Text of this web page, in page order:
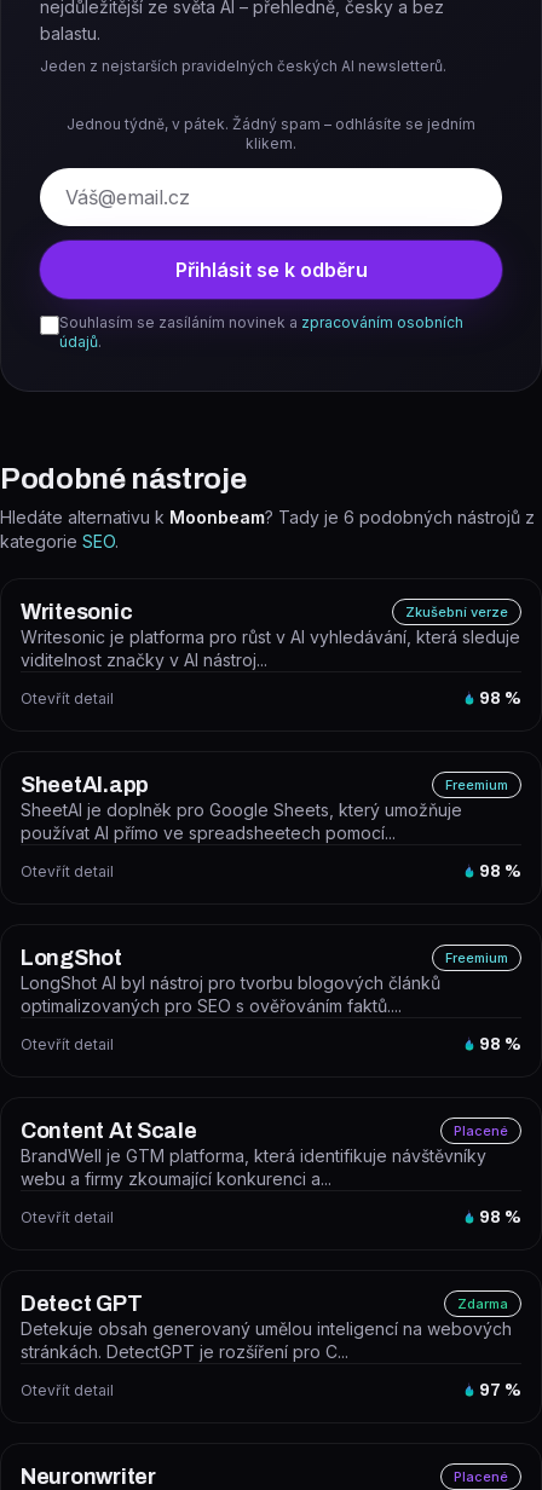
nejdůležitější ze světa AI – přehledně, česky a bez
balastu.
Jeden z nejstarších pravidelných českých AI newsletterů.
Jednou týdně, v pátek. Žádný spam – odhlásíte se jedním
klikem.
E-mail
Přihlásit se k odběru
Souhlasím se zasíláním novinek a zpracováním osobních
údajů.
Podobné nástroje
Hledáte alternativu k Moonbeam? Tady je 6 podobných nástrojů z
kategorie SEO.
Writesonic Zkušební verze
Writesonic je platforma pro růst v AI vyhledávání, která sleduje
viditelnost značky v AI nástroj...
Otevřít detail 98 %
SheetAI.app Freemium
SheetAI je doplněk pro Google Sheets, který umožňuje
používat AI přímo ve spreadsheetech pomocí...
Otevřít detail 98 %
LongShot Freemium
LongShot AI byl nástroj pro tvorbu blogových článků
optimalizovaných pro SEO s ověřováním faktů....
Otevřít detail 98 %
Content At Scale Placené
BrandWell je GTM platforma, která identifikuje návštěvníky
webu a firmy zkoumající konkurenci a...
Otevřít detail 98 %
Detect GPT Zdarma
Detekuje obsah generovaný umělou inteligencí na webových
stránkách. DetectGPT je rozšíření pro C...
Otevřít detail 97 %
Neuronwriter Placené